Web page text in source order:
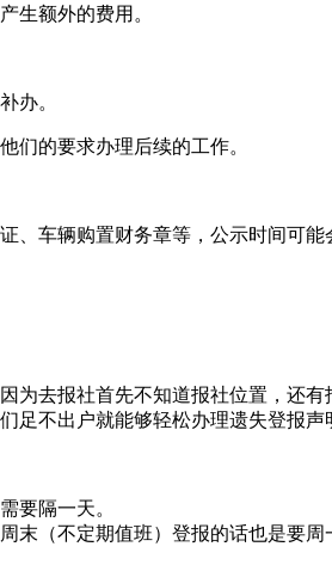
生额外的费用。
办。
们的要求办理后续的工作。
车辆购置财务章等，公示时间可
去报社首先不知道报社位置，还
足不出户就能够轻松办理遗失登报声
要隔一天。
（不定期值班）登报的话也是要周